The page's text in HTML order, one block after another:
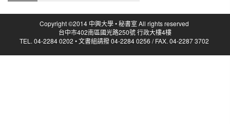
Copyright ©2014 中興大學 • 秘書室 All rights reserved
台中市402南區國光路250號 行政大樓4樓
TEL. 04-2284 0202 • 文書組請撥 04-2284 0256 / FAX. 04-2287 3702